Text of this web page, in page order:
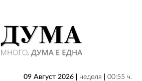
09 Август 2026 неделя 00:55 ч.
БЪЛГАРИЯ
ИКОНОМИКА
ИЗБОРИ